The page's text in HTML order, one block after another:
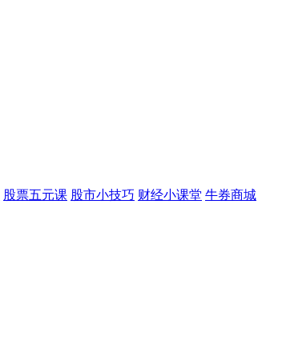
股票五元课 股市小技巧 财经小课堂 牛券商城